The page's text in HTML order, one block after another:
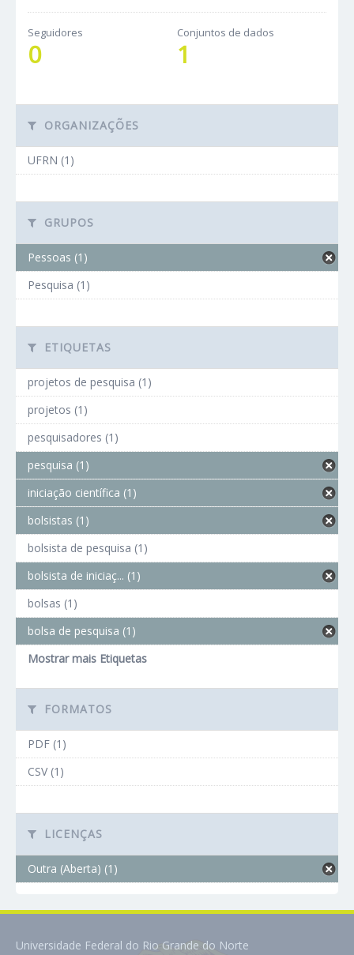
Seguidores
0
Conjuntos de dados
1
ORGANIZAÇÕES
UFRN (1)
GRUPOS
Pessoas (1)
Pesquisa (1)
ETIQUETAS
projetos de pesquisa (1)
projetos (1)
pesquisadores (1)
pesquisa (1)
iniciação científica (1)
bolsistas (1)
bolsista de pesquisa (1)
bolsista de iniciaç... (1)
bolsas (1)
bolsa de pesquisa (1)
Mostrar mais Etiquetas
FORMATOS
PDF (1)
CSV (1)
LICENÇAS
Outra (Aberta) (1)
Universidade Federal do Rio Grande do Norte